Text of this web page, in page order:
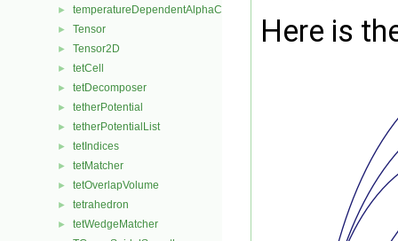
► temperatureDependentAlphaContactAngleFvPatchScalarField
► Tensor
► Tensor2D
► tetCell
► tetDecomposer
► tetherPotential
► tetherPotentialList
► tetIndices
► tetMatcher
► tetOverlapVolume
► tetrahedron
► tetWedgeMatcher
Here is